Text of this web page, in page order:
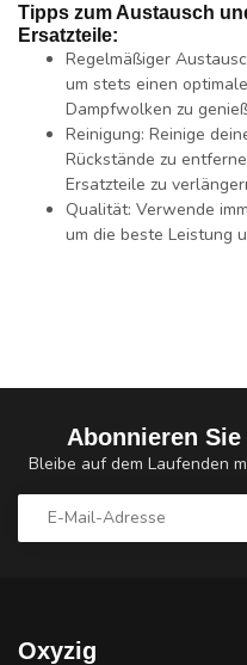
Tipps zum Austausch
Ersatzteile:
Regelmäßiger
um stets einen
Dampfwolken zu
Reinigung: Reinige
Rückstände zu
Ersatzteile zu
Qualität: Verwende
um die beste Leistung
Abonnieren
Bleibe auf dem Laufenden
Oxyzig